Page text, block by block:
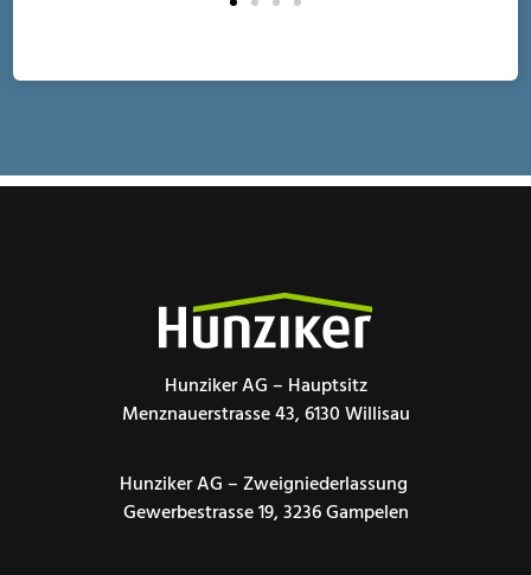
Hunziker AG – Hauptsitz
Menznauerstrasse 43, 6130 Willisau
Hunziker AG – Zweigniederlassung
Gewerbestrasse 19, 3236 Gampelen